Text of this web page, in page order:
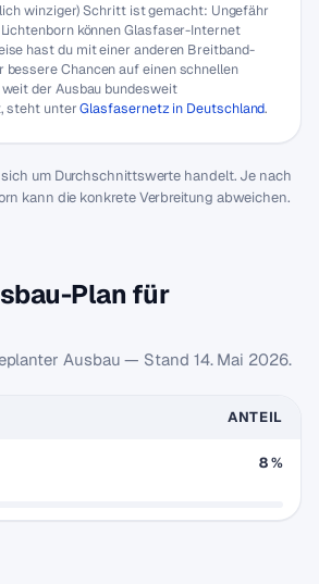
winziger) Schritt ist gemacht: Ungefähr
können Glasfaser-Internet
hast du mit einer anderen Breitband-
bessere Chancen auf einen schnellen
der Ausbau bundesweit
steht unterGlasfasernetz in Deutschland.
um Durchschnittswerte handelt. Je nach
kann die konkrete Verbreitung abweichen.
Plan für
Ausbau — Stand 14. Mai 2026.
ANTEIL
8 %